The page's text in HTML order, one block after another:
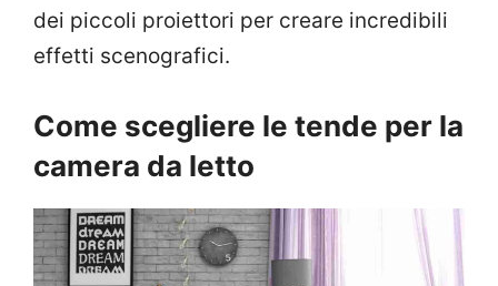
dei piccoli proiettori per creare incredibili
effetti scenografici.
Come scegliere le tende per la
camera da letto